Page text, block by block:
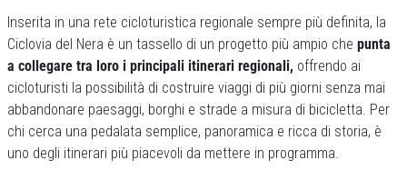
Inserita in una rete cicloturistica regionale sempre più definita, la
Ciclovia del Nera è un tassello di un progetto più ampio che punta
a collegare tra loro i principali itinerari regionali, offrendo ai
cicloturisti la possibilità di costruire viaggi di più giorni senza mai
abbandonare paesaggi, borghi e strade a misura di bicicletta. Per
chi cerca una pedalata semplice, panoramica e ricca di storia, è
uno degli itinerari più piacevoli da mettere in programma.